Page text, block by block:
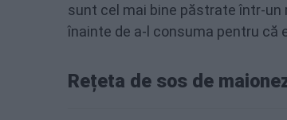
sunt cel mai bine păstrate într-un
înainte de a-l consuma pentru că
Rețeta de sos de